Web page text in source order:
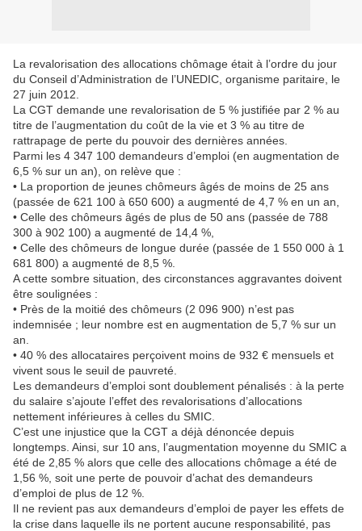
La revalorisation des allocations chômage était à l’ordre du jour
du Conseil d’Administration de l’UNEDIC, organisme paritaire, le
27 juin 2012.
La CGT demande une revalorisation de 5 % justifiée par 2 % au
titre de l’augmentation du coût de la vie et 3 % au titre de
rattrapage de perte du pouvoir des dernières années.
Parmi les 4 347 100 demandeurs d’emploi (en augmentation de
6,5 % sur un an), on relève que :
• La proportion de jeunes chômeurs âgés de moins de 25 ans
(passée de 621 100 à 650 600) a augmenté de 4,7 % en un an,
• Celle des chômeurs âgés de plus de 50 ans (passée de 788
300 à 902 100) a augmenté de 14,4 %,
• Celle des chômeurs de longue durée (passée de 1 550 000 à 1
681 800) a augmenté de 8,5 %.
A cette sombre situation, des circonstances aggravantes doivent
être soulignées :
• Près de la moitié des chômeurs (2 096 900) n’est pas
indemnisée ; leur nombre est en augmentation de 5,7 % sur un
an.
• 40 % des allocataires perçoivent moins de 932 € mensuels et
vivent sous le seuil de pauvreté.
Les demandeurs d’emploi sont doublement pénalisés : à la perte
du salaire s’ajoute l’effet des revalorisations d’allocations
nettement inférieures à celles du SMIC.
C’est une injustice que la CGT a déjà dénoncée depuis
longtemps. Ainsi, sur 10 ans, l’augmentation moyenne du SMIC a
été de 2,85 % alors que celle des allocations chômage a été de
1,56 %, soit une perte de pouvoir d’achat des demandeurs
d’emploi de plus de 12 %.
Il ne revient pas aux demandeurs d’emploi de payer les effets de
la crise dans laquelle ils ne portent aucune responsabilité, pas